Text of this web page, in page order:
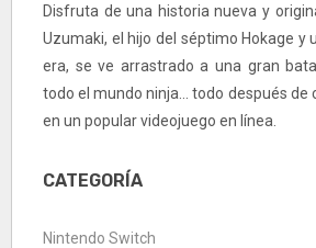
Disfruta de una historia nueva y
Uzumaki, el hijo del séptimo Hokage y
era, se ve arrastrado a una gran
todo el mundo ninja... todo después de
en un popular videojuego en línea.
CATEGORÍA
Nintendo Switch